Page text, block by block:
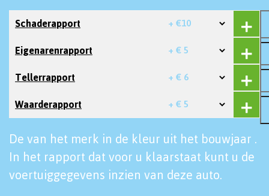
Schaderapport + €10
Eigenarenrapport + € 5
Tellerrapport + € 6
Waarderapport + € 5
De van het merk in de kleur uit het bouwjaar .
In het rapport dat voor u klaarstaat kunt u de
voertuiggegevens inzien van deze auto.